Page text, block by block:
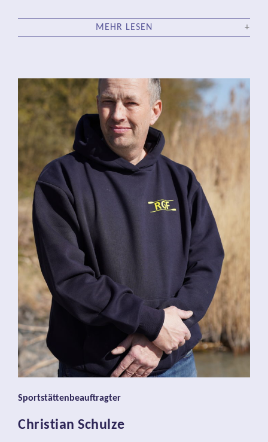
MEHR LESEN
Sportstättenbeauftragter
Christian Schulze